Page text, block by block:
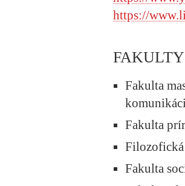
https://
Fakulta
Fakulta
Fakulta